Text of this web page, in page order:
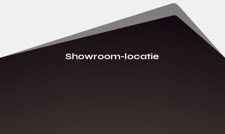
Showroom-locatie